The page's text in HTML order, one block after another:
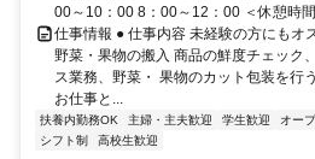
00～10：00 8：00～12：00 ＜休憩時間
仕事情報 ● 仕事内容 未経験の方にもオ
野菜・果物の搬入 商品の鮮度チェック
ス業務、野菜・ 果物のカット包装を行
お仕事と...
扶養内勤務OK 主婦・主夫歓迎 学生歓迎 オー
シフト制
高校生歓迎